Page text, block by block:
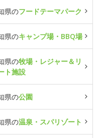
県のフードテーマパーク
県のキャンプ場・BBQ場
県の牧場・レジャー＆リ
ト施設
県の公園
県の温泉・スパリゾート